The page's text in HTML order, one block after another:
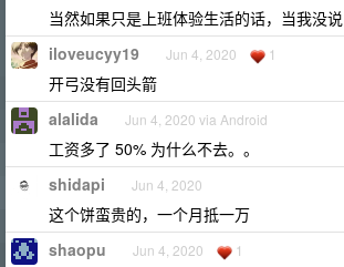
当然如果只是上班体验生活的话，当我没说
iloveucyy19 Jun 4, 2020 1
开弓没有回头箭
alalida Jun 4, 2020 via Android
工资多了 50% 为什么不去。。
shidapi Jun 4, 2020
这个饼蛮贵的，一个月抵一万
shaopu Jun 4, 2020 1